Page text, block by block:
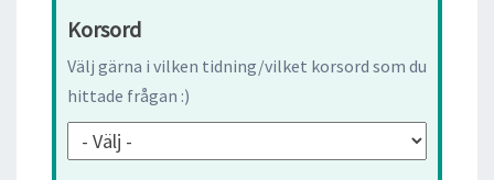
Korsord
Välj gärna i vilken tidning/vilket korsord som du
hittade frågan :)